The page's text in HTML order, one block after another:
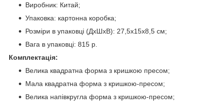
Виробник: Китай;
Упаковка: картонна коробка;
Розміри в упаковці (ДхШхВ): 27,5х15х8,5 см;
Вага в упаковці: 815 р.
Комплектація:
Велика квадратна форма з кришкою пресом;
Мала квадратна форма з кришкою-пресом;
Велика напівкругла форма з кришкою-пресом;